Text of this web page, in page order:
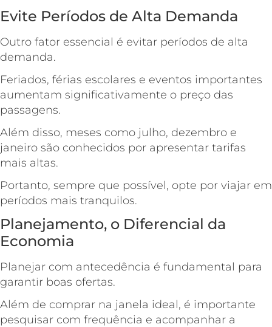
Evite Períodos de Alta Demanda
Outro fator essencial é evitar períodos de alta
demanda.
Feriados, férias escolares e eventos importantes
aumentam significativamente o preço das
passagens.
Além disso, meses como julho, dezembro e
janeiro são conhecidos por apresentar tarifas
mais altas.
Portanto, sempre que possível, opte por viajar em
períodos mais tranquilos.
Planejamento, o Diferencial da
Economia
Planejar com antecedência é fundamental para
garantir boas ofertas.
Além de comprar na janela ideal, é importante
pesquisar com frequência e acompanhar a